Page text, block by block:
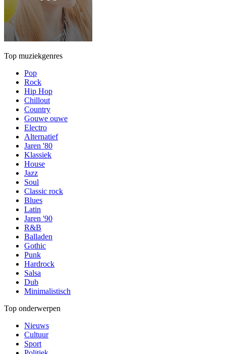
Top muziekgenres
Pop
Rock
Hip Hop
Chillout
Country
Gouwe ouwe
Electro
Alternatief
Jaren '80
Klassiek
House
Jazz
Soul
Classic rock
Blues
Latin
Jaren '90
R&B
Balladen
Gothic
Punk
Hardrock
Salsa
Dub
Minimalistisch
Top onderwerpen
Nieuws
Cultuur
Sport